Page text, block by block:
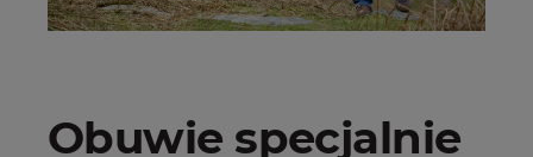
Obuwie specjalnie